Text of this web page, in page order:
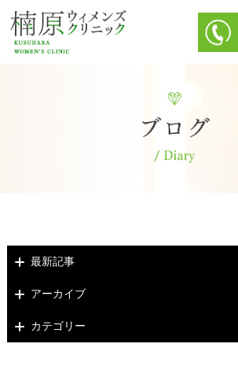
最新記事
アーカイブ
カテゴリー